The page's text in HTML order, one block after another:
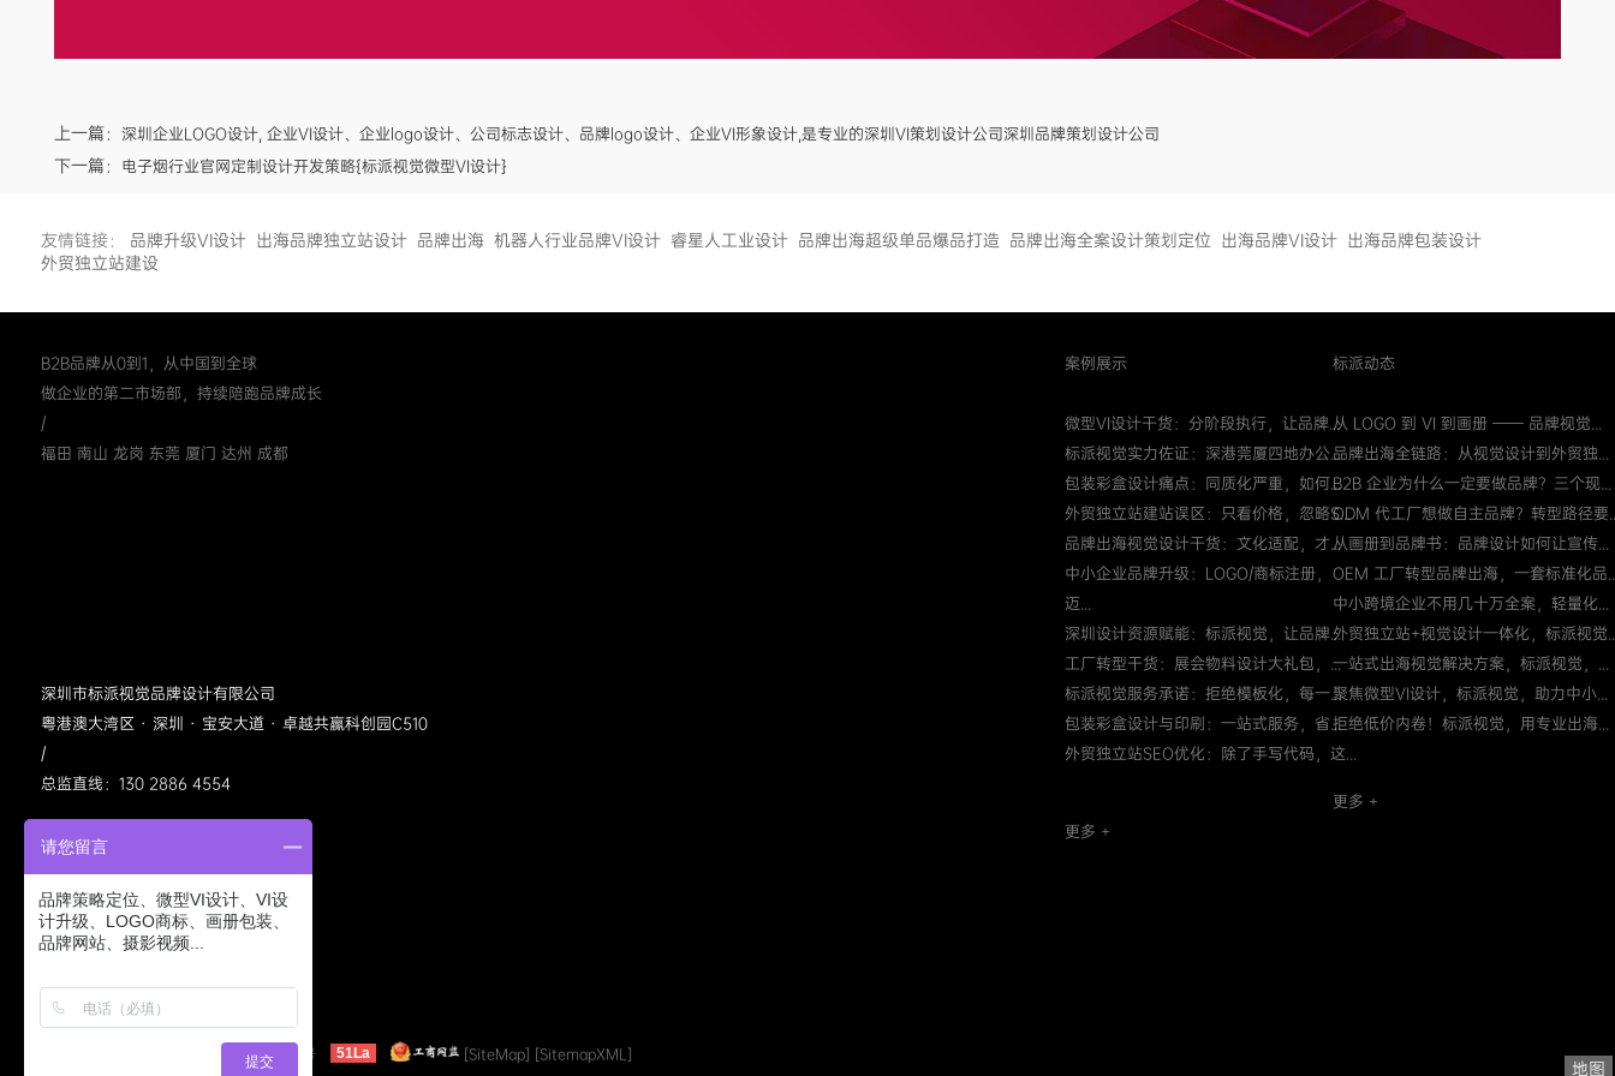
上一篇： 深圳企业LOGO设计, 企业VI设计、企业logo设计、公司标志设计、品牌logo设计、企业VI形象设计,是专业的深圳VI策划设计公司深圳品牌策划设计公司
下一篇： 电子烟行业官网定制设计开发策略{标派视觉微型VI设计}
友情链接： 品牌升级VI设计 出海品牌独立站设计 品牌出海 机器人行业品牌VI设计 睿星人工业设计 品牌出海超级单品爆品打造 品牌出海全案设计策划定位 出海品牌VI设计 出海品牌包装设计
外贸独立站建设
B2B品牌从0到1，从中国到全球
做企业的第二市场部，持续陪跑品牌成长
/
福田 南山 龙岗 东莞 厦门 达州 成都
深圳市标派视觉品牌设计有限公司
粤港澳大湾区 · 深圳 · 宝安大道 · 卓越共赢科创园C510
/
总监直线：130 2886 4554
标派视觉公众号
案例展示
微型VI设计干货：分阶段执行，让品牌...
标派视觉实力佐证：深港莞厦四地办公...
包装彩盒设计痛点：同质化严重，如何...
外贸独立站建站误区：只看价格，忽略S...
品牌出海视觉设计干货：文化适配，才...
中小企业品牌升级：LOGO/商标注册，
迈...
深圳设计资源赋能：标派视觉，让品牌...
工厂转型干货：展会物料设计大礼包，...
标派视觉服务承诺：拒绝模板化，每一...
包装彩盒设计与印刷：一站式服务，省...
外贸独立站SEO优化：除了手写代码，这...
更多 +
标派动态
从 LOGO 到 VI 到画册 —— 品牌视觉...
品牌出海全链路：从视觉设计到外贸独...
B2B 企业为什么一定要做品牌？三个现...
ODM 代工厂想做自主品牌？转型路径要
从画册到品牌书：品牌设计如何让宣传...
OEM 工厂转型品牌出海，一套标准化品
中小跨境企业不用几十万全案，轻量化...
外贸独立站+视觉设计一体化，标派视觉
一站式出海视觉解决方案，标派视觉，...
聚焦微型VI设计，标派视觉，助力中小...
拒绝低价内卷！标派视觉，用专业出海...
更多 +
粤ICP备11040413号 51La [SiteMap] [SitemapXML]
地图
请您留言
品牌策略定位、微型VI设计、VI设
计升级、LOGO商标、画册包装、
品牌网站、摄影视频...
提交